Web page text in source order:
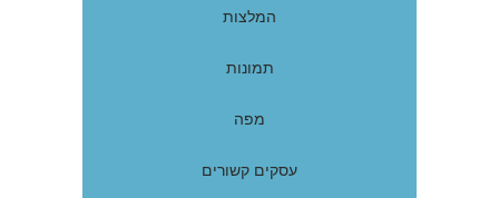
המלצות
תמונות
מפה
עסקים קשורים